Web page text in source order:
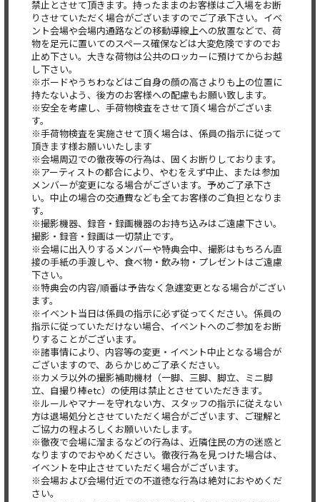
禁止とさせて頂きます。持ったままのお客様はご入場をお断
りさせていただく場合がございますのでご了承下さい。イベ
ント会場や会場内通路などの移動導線上への放置などで、荷
物を足元に置いてのスペース確保などは大変危険ですのでお
止め下さい。大きな荷物は公共のロッカーに預けてからお越
し下さい。
※ボードやうちわなどはご自身の顔の高さよりも上の位置に
持たないよう、後方のお客様への配慮もお願い致します。
※安全を考慮し、手荷物検査をさせて頂く場合がございま
す。
※手荷物検査を実施させて頂く場合は、係員の指示に従って
頂きます様お願いいたします
※会場周辺での徹夜等の行為は、固くお断りしております。
※アーティストの都合により、やむをえず中止、または参加
メンバーが変更になる場合がございます。予めご了承下さ
い。中止の場合の交通費なども全てお客様のご負担となりま
す。
※撮影機器、録音・録画機器のお持ち込みはご遠慮下さい。
撮影・録音・録画は一切禁止です。
※会場に出入りするメンバーや特典会中、撮影はもちろん直
接の手紙の手渡しや、食べ物・飲み物・プレゼントはご遠慮
下さい。
※特典会の内容/順番は予告なく急遽変更となる場合がござい
ます。
※イベント当日は係員の指示に必ず従ってください。係員の
指示に従っていただけない場合、イベントへのご参加をお断
りすることがございます。
※諸事情により、内容等の変更・イベント中止となる場合が
ございますので、あらかじめご了承ください。
※カメラ以外の撮影補助機材（一脚、三脚、脚立、ミニ脚
立、自撮り棒etc）の使用は禁止とさせていただきます。
※ルールやマナーを守れない方、スタッフの指示に従えない
方は退場処分とさせていただく場合がございます、ご理解と
ご協力の程よろしくお願いいたします。
※徹夜で会場に溜まるなどの行為は、近隣住民の方の迷惑と
なりますのでおやめください。徹夜行為を見つけた場合は、
イベントを中止させていただく場合がございます。
※会場および会場付近での不道徳な行為は絶対におやめくだ
さい。